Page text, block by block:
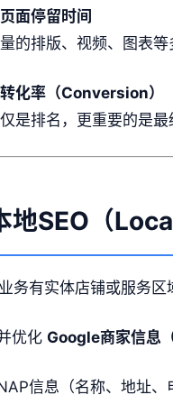
面停留时间
的排版、视频、图表等
化率（Conversion）
是排名，更重要的是
地SEO（
务有实体店铺或服务区
优化 Google商家信息
信息（名称、地址、